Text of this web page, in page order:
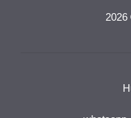
2026